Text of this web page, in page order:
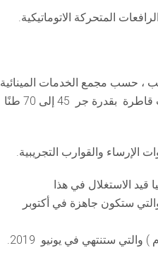
المتحركة الاتوماتيكية.
، حسب مجمع الخدمات المينائية
“سيربور”، الذي أوضح أنه تم تعزيز الأسطول البحري من خلال اقتناء سنة 2018 نحو 10جرارات قاطرة بقدرة جر 45 إلى 70 طنًا
قيد الاستغلال في هذا
ستكون جاهزة في أكتوبر